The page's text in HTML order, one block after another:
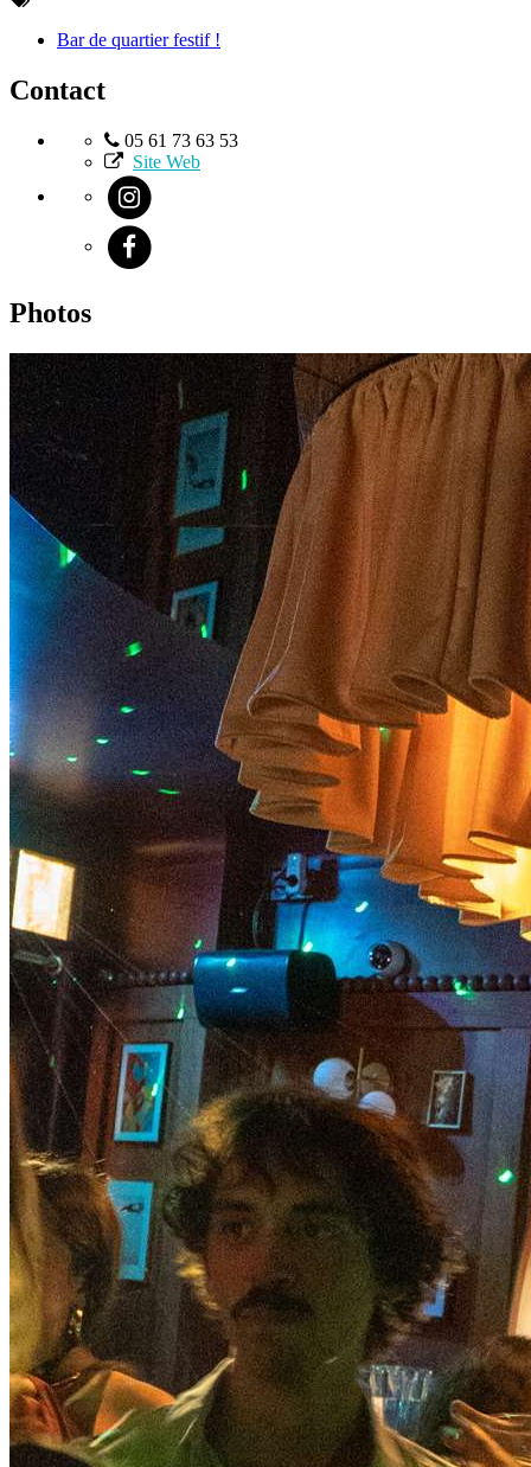
Bar de quartier festif !
Contact
05 61 73 63 53
Site Web
Photos